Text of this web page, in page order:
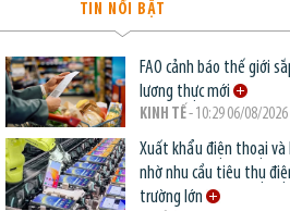
TIN NỔI BẬT
FAO cảnh báo thế giới
lương thực mới
KINH TẾ- 10:29 06/08/2026
Xuất khẩu điện thoại
nhờ nhu cầu tiêu thụ
trường lớn